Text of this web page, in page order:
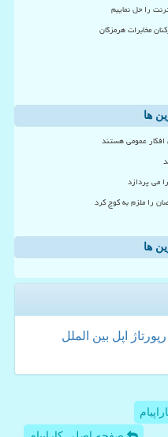
را حل نماییم
مخابرات هرمزگان
ها
افکار عمومی هستند
می پردازد
را ملزم به کوچ کرد
ها
رپورتاژ اپل بین الملل